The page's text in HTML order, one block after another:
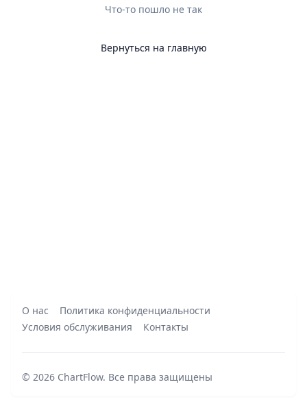
Что-то пошло не так
Вернуться на главную
О нас
Политика конфиденциальности
Условия обслуживания
Контакты
© 2026 ChartFlow. Все права защищены